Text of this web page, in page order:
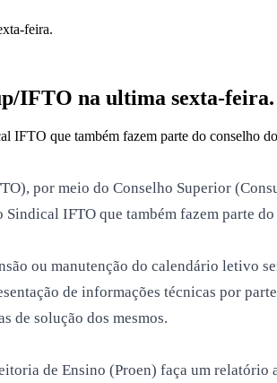
feira.
IFTO na ultima sexta-feira.
IFTO que também fazem parte do conselho
por meio do Conselho Superior
IFTO que também fazem parte
ou manutenção do calendário letivo
de informações técnicas por
de solução dos mesmos.
de Ensino (Proen) faça um